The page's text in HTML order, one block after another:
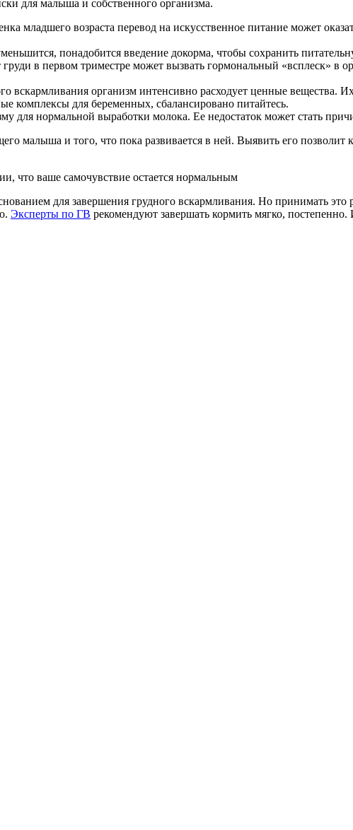
для малыша и собственного организма.
младшего возраста перевод на искусственное питание может
понадобится введение докорма, чтобы сохранить
в первом триместре может вызвать гормональный «всплеск» в
вскармливания организм интенсивно расходует ценные вещества.
комплексы для беременных, сбалансировано питайтесь.
для нормальной выработки молока. Ее недостаток может стать
малыша и того, что пока развивается в ней. Выявить его позволит
что ваше самочувствие остается нормальным
для завершения грудного вскармливания. Но принимать
Эксперты по ГВ рекомендуют завершать кормить мягко, постепенно.